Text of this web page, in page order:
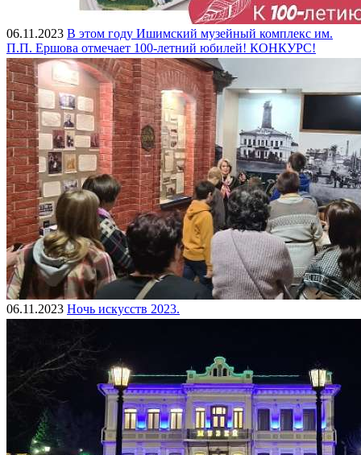
06.11.2023 В этом году Ишимский музейный комплекс им.
П.П. Ершова отмечает 100-летний юбилей! КОНКУРС!
06.11.2023 Ночь искусств 2023.